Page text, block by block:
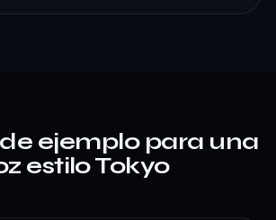
ejemplo para una
estilo Tokyo